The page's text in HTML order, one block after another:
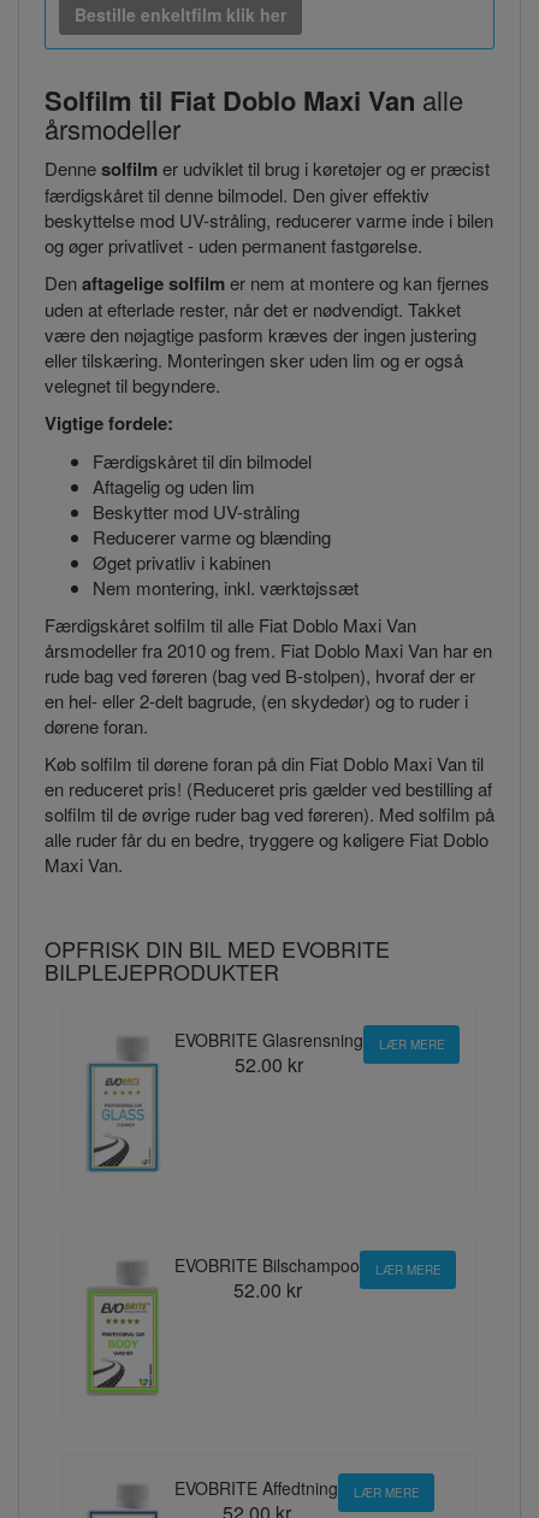
Bestille enkeltfilm klik her
Solfilm til Fiat Doblo Maxi Van alle
årsmodeller
Dennesolfilmer udviklet til brug i køretøjer og er præcist
færdigskåret til denne bilmodel. Den giver effektiv
beskyttelse mod UV-stråling, reducerer varme inde i bilen
og øger privatlivet - uden permanent fastgørelse.
Denaftagelige solfilmer nem at montere og kan fjernes
uden at efterlade rester, når det er nødvendigt. Takket
være den nøjagtige pasform kræves der ingen justering
eller tilskæring. Monteringen sker uden lim og er også
velegnet til begyndere.
Vigtige fordele:
Færdigskåret til din bilmodel
Aftagelig og uden lim
Beskytter mod UV-stråling
Reducerer varme og blænding
Øget privatliv i kabinen
Nem montering, inkl. værktøjssæt
Færdigskåret solfilm til alle Fiat Doblo Maxi Van
årsmodeller fra 2010 og frem. Fiat Doblo Maxi Van har en
rude bag ved føreren (bag ved B-stolpen), hvoraf der er
en hel- eller 2-delt bagrude, (en skydedør) og to ruder i
dørene foran.
Køb solfilm til dørene foran på din Fiat Doblo Maxi Van til
en reduceret pris! (Reduceret pris gælder ved bestilling af
solfilm til de øvrige ruder bag ved føreren). Med solfilm på
alle ruder får du en bedre, tryggere og køligere Fiat Doblo
Maxi Van.
OPFRISK DIN BIL MED EVOBRITE
BILPLEJEPRODUKTER
EVOBRITE Glasrensning
52.00 kr
LÆR MERE
EVOBRITE Bilschampoo
52.00 kr
LÆR MERE
EVOBRITE Affedtning
52.00 kr
LÆR MERE